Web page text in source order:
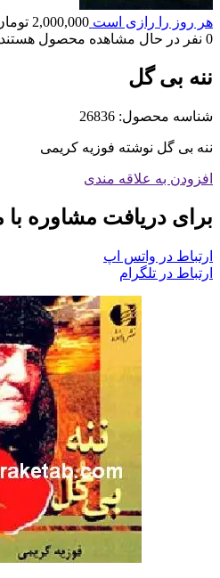
هر روز را رازی است 2,000,000
0 نفر در حال مشاهده محصول هستند
ننه بی گل
شناسه محصول: 26836
ننه بی گل نوشته فوزیه کریمی
افزودن به علاقه مندی
برای دریافت مشاوره با
ارتباط در واتس اپ
ارتباط در تلگرام